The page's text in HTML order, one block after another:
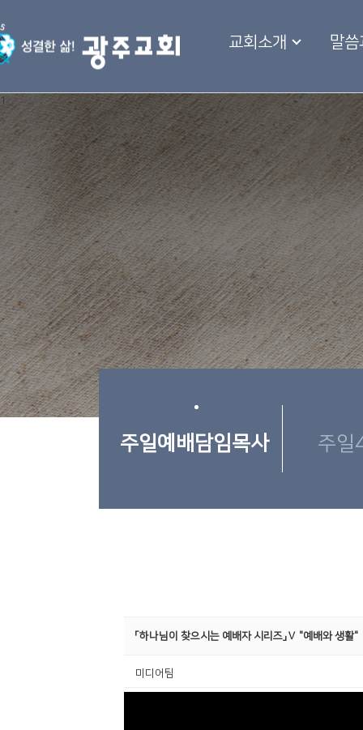
교회소개 말씀
1
주일예배담임목사 주일
「하나님이 찾으시는 예배자 시리즈」Ⅴ "예배와 생활"
미디어팀